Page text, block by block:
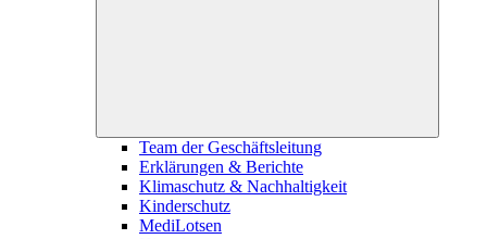
Team der Geschäftsleitung
Erklärungen & Berichte
Klimaschutz & Nachhaltigkeit
Kinderschutz
MediLotsen